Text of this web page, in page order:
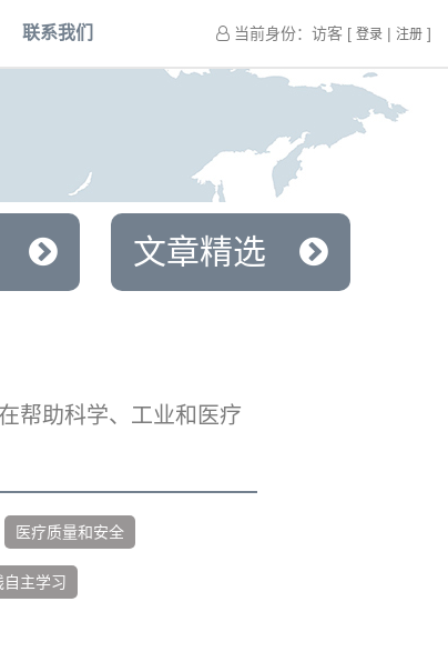
联系我们 当前身份：访客 [ 登录 | 注册 ]
文章精选
帮助科学、工业和医疗
医疗质量和安全
自主学习